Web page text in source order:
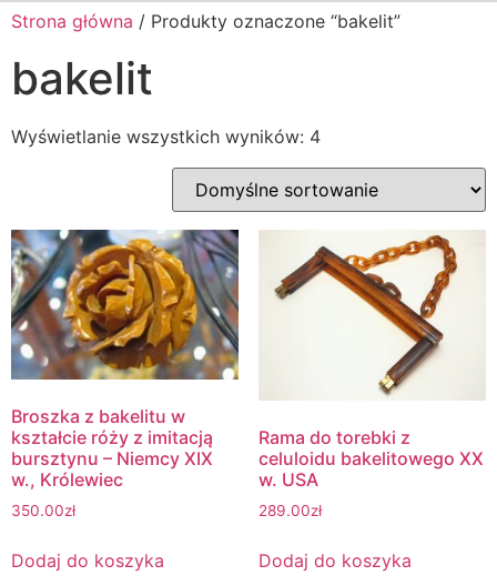
Strona główna / Produkty oznaczone “bakelit”
bakelit
Wyświetlanie wszystkich wyników: 4
Broszka z bakelitu w
kształcie róży z imitacją
bursztynu – Niemcy XIX
w., Królewiec
350.00zł
Dodaj do koszyka
Rama do torebki z
celuloidu bakelitowego XX
w. USA
289.00zł
Dodaj do koszyka